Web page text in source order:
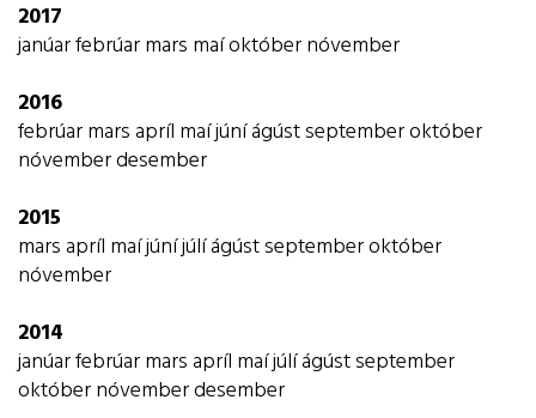
2017
janúarfebrúarmars maíoktóbernóvember
2016
febrúarmarsapríl maíjúníágústseptemberoktóber
nóvemberdesember
2015
marsapríl maíjúníjúlíágústseptemberoktóber
nóvember
2014
janúarfebrúarmarsapríl maíjúlíágústseptember
októbernóvemberdesember